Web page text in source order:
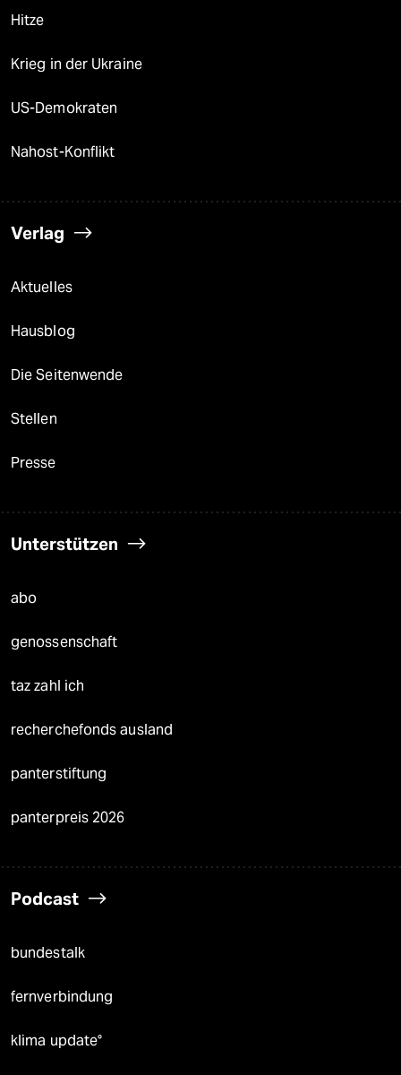
Hitze
Krieg in der Ukraine
US-Demokraten
Nahost-Konflikt
Verlag
Aktuelles
Hausblog
Die Seitenwende
Stellen
Presse
Unterstützen
abo
genossenschaft
taz zahl ich
recherchefonds ausland
panterstiftung
panterpreis 2026
Podcast
bundestalk
fernverbindung
klima update°